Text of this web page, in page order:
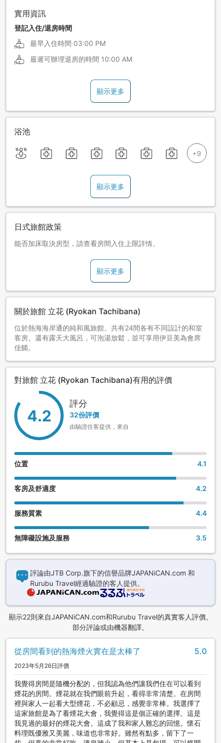
實用資訊
登記入住/退房時間
最早入住時間 03:00 PM
最遲可辦理退房的時間 10:00 AM
顯示更多
浴池
顯示更多
日式旅館政策
能否加床取決房型，請查看房間入住上限詳情。
顯示更多
關於旅館 立花 (Ryokan Tachibana)
位於熱海海岸通的純和風旅館。共有24間各有不同設計的和室
客房。還有露天大風呂，可泡湯放鬆，並可享用伊豆美為會席
佳餚。
對旅館 立花 (Ryokan Tachibana)有用的評價
4.2
評分
32份評價
由驗證住客提供，來自
位置 4.1
客房及舒適度 4.2
服務質素 4.4
無障礙設施及服務 3.5
評論由JTB Corp.旗下的信譽品牌JAPANiCAN.com 和
Rurubu Travel經過驗證的客人提供。
顯示22則來自JAPANiCAN.com和Rurubu Travel的真實客人評價。
部分評論或由機器翻譯。
從房間看到的熱海煙火實在是太棒了 5.0
2023年5月26日評價
我覺得房間是隨機分配的，但我認為他們讓我們住在可以看到
煙花的房間。煙花就在我們眼前升起，看得非常清楚。在房間
裡與家人一起看大型煙花，不必顧忌，感覺非常棒。我選擇了
這家旅館是為了看煙花大會，我覺得這是個正確的選擇。這是
我見過的最好的煙花大會。這成了我和家人難忘的回憶。懷石
料理既優雅又美麗，味道也非常好。雖然有點多，留下了一